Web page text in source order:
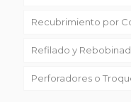
Recubrimiento por
Refilado y
Perforadores o